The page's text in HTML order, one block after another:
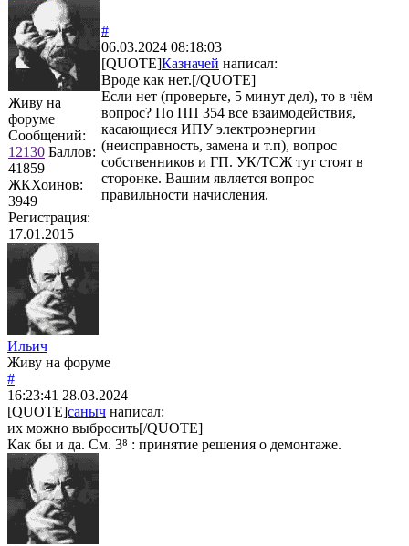
Живу на
форуме
Сообщений:
12130 Баллов:
41859
ЖКХоинов:
3949
Регистрация:
17.01.2015
#
06.03.2024 08:18:03
[QUOTE]Казначей написал:
Вроде как нет.[/QUOTE]
Если нет (проверьте, 5 минут дел), то в чём
вопрос? По ПП 354 все взаимодействия,
касающиеся ИПУ электроэнергии
(неисправность, замена и т.п), вопрос
собственников и ГП. УК/ТСЖ тут стоят в
сторонке. Вашим является вопрос
правильности начисления.
Ильич
Живу на форуме
#
16:23:41 28.03.2024
[QUOTE]саныч написал:
их можно выбросить[/QUOTE]
Как бы и да. См. 3⁸ : принятие решения о демонтаже.